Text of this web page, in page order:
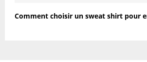
Comment choisir un sweat shirt pour